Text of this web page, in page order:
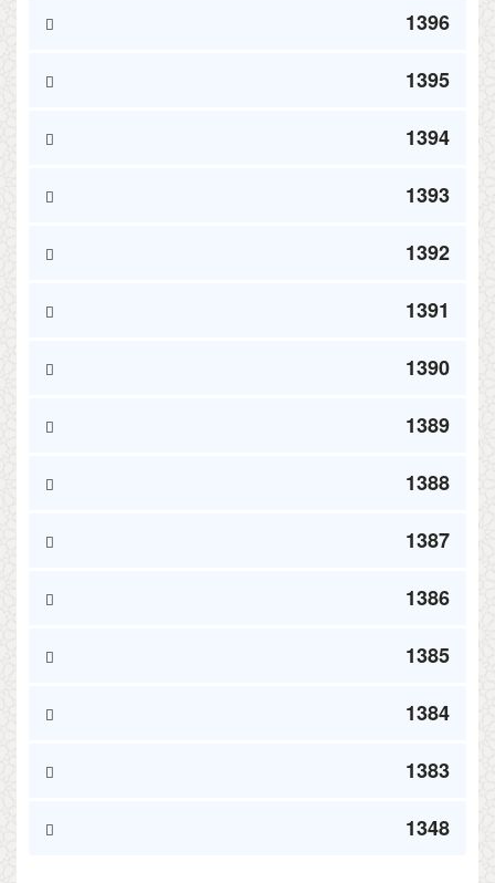
1396
1395
1394
1393
1392
1391
1390
1389
1388
1387
1386
1385
1384
1383
1348